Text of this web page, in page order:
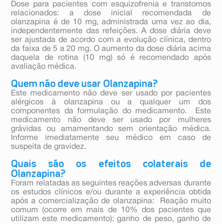
Dose para pacientes com esquizofrenia e transtornos
relacionados: a dose inicial recomendada de
olanzapina é de 10 mg, administrada uma vez ao dia,
independentemente das refeições. A dose diária deve
ser ajustada de acordo com a evolução clínica, dentro
da faixa de 5 a 20 mg. O aumento da dose diária acima
daquela de rotina (10 mg) só é recomendado após
avaliação médica.
Quem não deve usar Olanzapina?
Este medicamento não deve ser usado por pacientes
alérgicos à olanzapina ou a qualquer um dos
componentes da formulação do medicamento. Este
medicamento não deve ser usado por mulheres
grávidas ou amamentando sem orientação médica.
Informe imediatamente seu médico em caso de
suspeita de gravidez.
Quais são os efeitos colaterais de
Olanzapina?
Foram relatadas as seguintes reações adversas durante
os estudos clínicos e/ou durante a experiência obtida
após a comercialização de olanzapina: Reação muito
comum (ocorre em mais de 10% dos pacientes que
utilizam este medicamento): ganho de peso, ganho de